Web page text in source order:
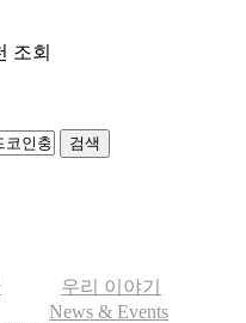
조회
검색
우리 이야기
News & Events